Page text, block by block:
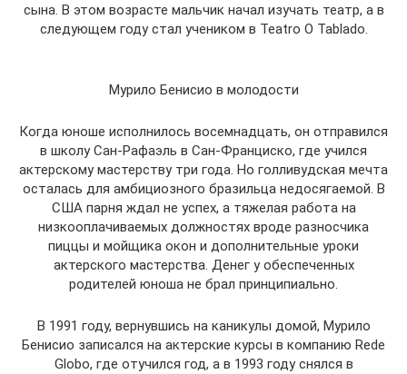
сына. В этом возрасте мальчик начал изучать театр, а в
следующем году стал учеником в Teatro O Tablado.
Мурило Бенисио в молодости
Когда юноше исполнилось восемнадцать, он отправился
в школу Сан-Рафаэль в Сан-Франциско, где учился
актерскому мастерству три года. Но голливудская мечта
осталась для амбициозного бразильца недосягаемой. В
США парня ждал не успех, а тяжелая работа на
низкооплачиваемых должностях вроде разносчика
пиццы и мойщика окон и дополнительные уроки
актерского мастерства. Денег у обеспеченных
родителей юноша не брал принципиально.
В 1991 году, вернувшись на каникулы домой, Мурило
Бенисио записался на актерские курсы в компанию Rede
Globo, где отучился год, а в 1993 году снялся в